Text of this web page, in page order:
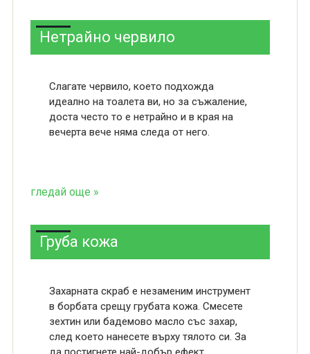
Нетрайно червило
Слагате червило, което подхожда
идеално на тоалета ви, но за съжаление,
доста често то е нетрайно и в края на
вечерта вече няма следа от него.
гледай още »
Груба кожа
Захарната скраб е незаменим инструмент
в борбата срещу грубата кожа. Смесете
зехтин или бадемово масло със захар,
след което нанесете върху тялото си. За